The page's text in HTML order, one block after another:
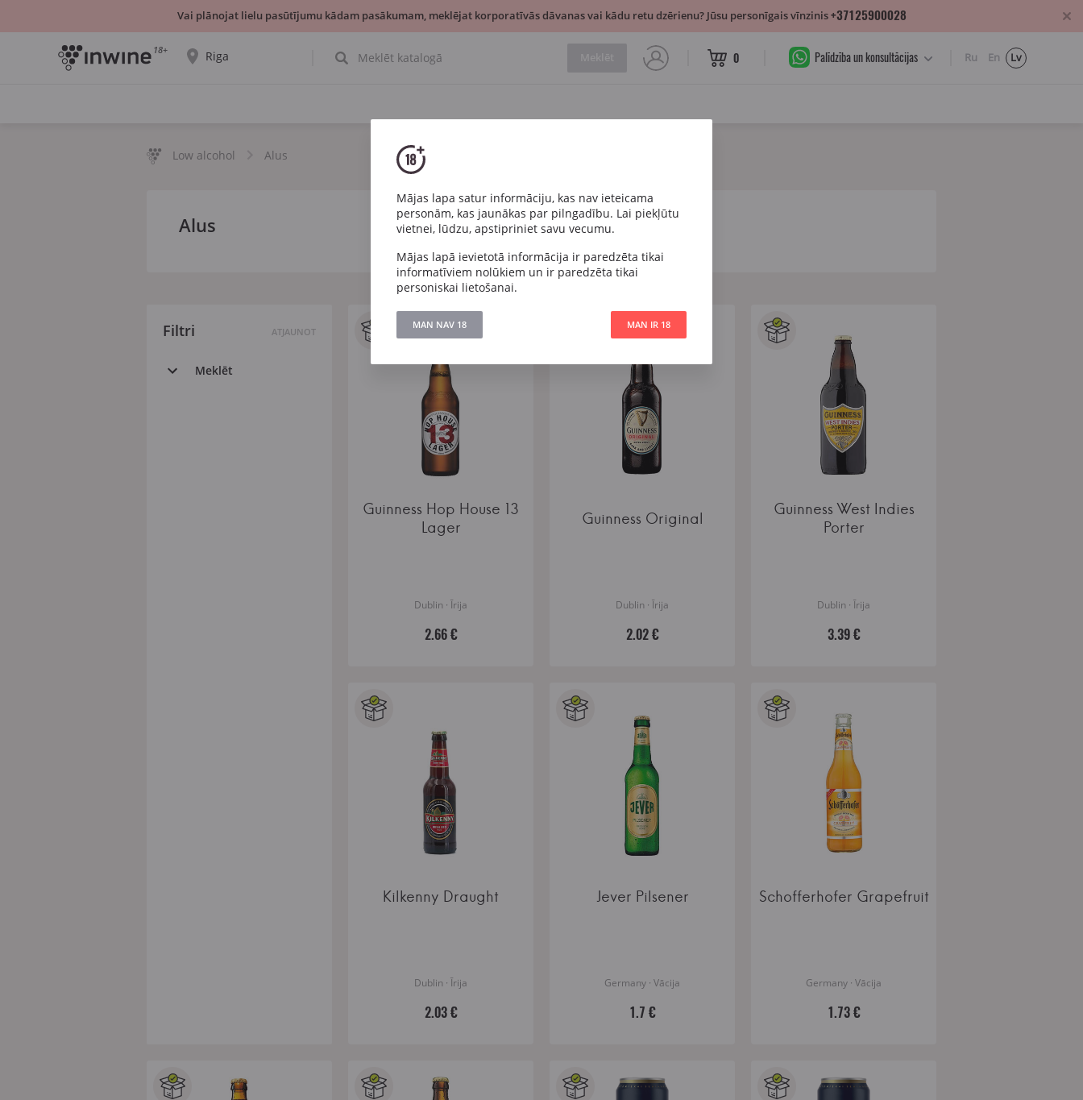
18+ Riga 0 Palīdzība un konsultācijas Ru En Lv
Low alcohol Alus
Alus
Filtri ATJAUNOT
Meklēt
Guinness Hop House 13
Lager
Dublin · Īrija
2.66 €
Guinness Original
Dublin · Īrija
2.02 €
Guinness West Indies
Porter
Dublin · Īrija
3.39 €
Kilkenny Draught
Dublin · Īrija
2.03 €
Jever Pilsener
Germany · Vācija
1.7 €
Schofferhofer Grapefruit
Germany · Vācija
1.73 €
Mājas lapa satur informāciju, kas nav ieteicama
personām, kas jaunākas par pilngadību. Lai piekļūtu
vietnei, lūdzu, apstipriniet savu vecumu.
Mājas lapā ievietotā informācija ir paredzēta tikai
informatīviem nolūkiem un ir paredzēta tikai
personiskai lietošanai.
MAN NAV 18 MAN IR 18
Vai plānojat lielu pasūtījumu kādam pasākumam, meklējat korporatīvās dāvanas vai kādu retu dzērienu? Jūsu personīgais vīnzinis+37125900028